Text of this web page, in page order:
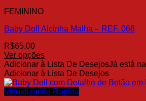
As
podem
escolhidas
na
página
do
produto
FEMININO
Baby Doll Alcinha Malha – REF. 068
R$65.00
Ver opções
Este
produto
tem
várias
Adicionar à Lista De DesejosJá está
Adicionar à Lista De Desejos
Visualização Rápida